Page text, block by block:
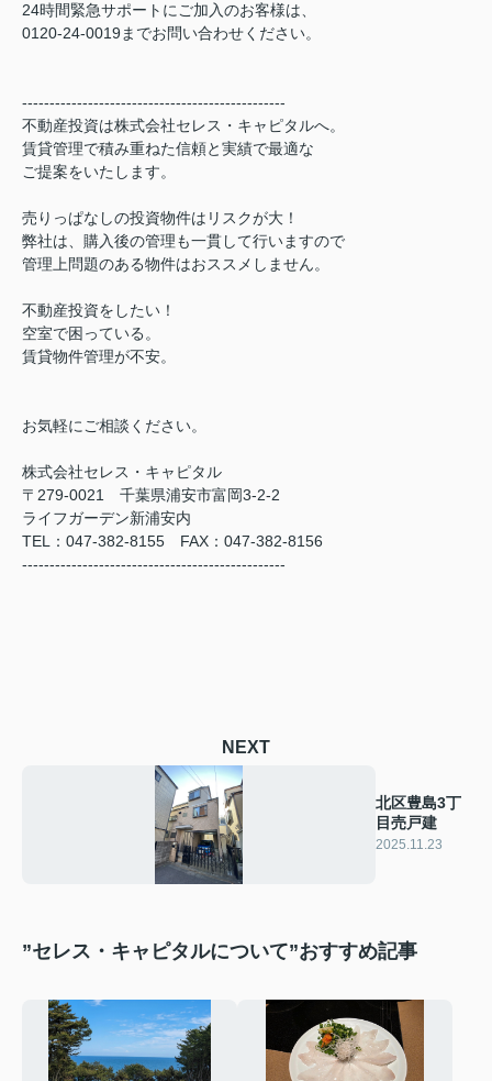
24時間緊急サポートにご加入のお客様は、
0120-24-0019までお問い合わせください。
------------------------------------------------
不動産投資は株式会社セレス・キャピタルへ。
賃貸管理で積み重ねた信頼と実績で最適な
ご提案をいたします。
売りっぱなしの投資物件はリスクが大！
弊社は、購入後の管理も一貫して行いますので
管理上問題のある物件はおススメしません。
不動産投資をしたい！
空室で困っている。
賃貸物件管理が不安。
お気軽にご相談ください。
株式会社セレス・キャピタル
〒279-0021 千葉県浦安市富岡3-2-2
ライフガーデン新浦安内
TEL：047-382-8155 FAX：047-382-8156
------------------------------------------------
NEXT
北区豊島3丁
目売戸建
2025.11.23
”セレス・キャピタルについて”おすすめ記事